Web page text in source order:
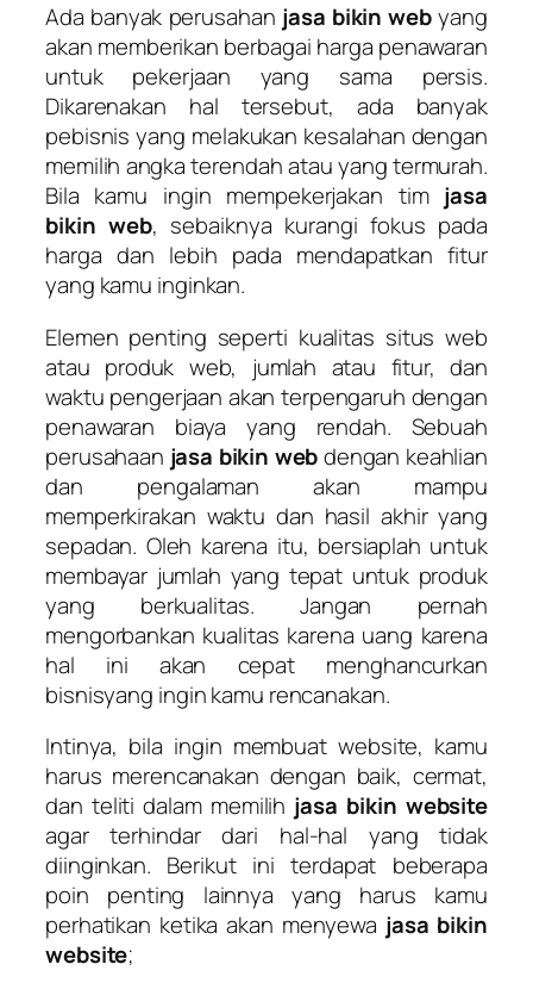
Ada banyak perusahan jasa bikin webyang
akan memberikan berbagai harga penawaran
untuk pekerjaan yang sama persis.
Dikarenakan hal tersebut, ada banyak
pebisnis yang melakukan kesalahan dengan
memilih angka terendah atau yang termurah.
Bila kamu ingin mempekerjakan tim jasa
bikin web, sebaiknya kurangi fokus pada
harga dan lebih pada mendapatkan fitur
yang kamu inginkan.
Elemen penting seperti kualitas situs web
atau produk web, jumlah atau fitur, dan
waktu pengerjaan akan terpengaruh dengan
penawaran biaya yang rendah. Sebuah
perusahaan jasa bikin webdengan keahlian
dan pengalaman akan mampu
memperkirakan waktu dan hasil akhir yang
sepadan. Oleh karena itu, bersiaplah untuk
membayar jumlah yang tepat untuk produk
yang berkualitas. Jangan pernah
mengorbankan kualitas karena uang karena
hal ini akan cepat menghancurkan
bisnisyang ingin kamu rencanakan.
Intinya, bila ingin membuat website, kamu
harus merencanakan dengan baik, cermat,
dan teliti dalam memilih jasa bikin website
agar terhindar dari hal-hal yang tidak
diinginkan. Berikut ini terdapat beberapa
poin penting lainnya yang harus kamu
perhatikan ketika akan menyewa jasa bikin
website;